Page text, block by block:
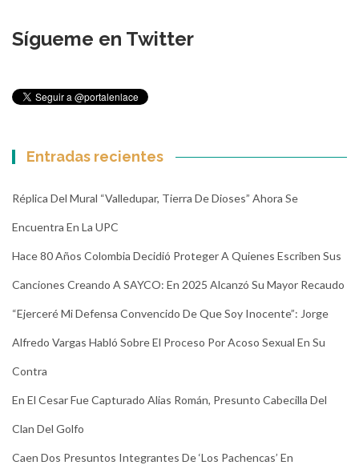
Sígueme en Twitter
Entradas recientes
Réplica Del Mural “Valledupar, Tierra De Dioses” Ahora Se
Encuentra En La UPC
Hace 80 Años Colombia Decidió Proteger A Quienes Escriben Sus
Canciones Creando A SAYCO: En 2025 Alcanzó Su Mayor Recaudo
“Ejerceré Mi Defensa Convencido De Que Soy Inocente”: Jorge
Alfredo Vargas Habló Sobre El Proceso Por Acoso Sexual En Su
Contra
En El Cesar Fue Capturado Alias Román, Presunto Cabecilla Del
Clan Del Golfo
Caen Dos Presuntos Integrantes De ‘Los Pachencas’ En